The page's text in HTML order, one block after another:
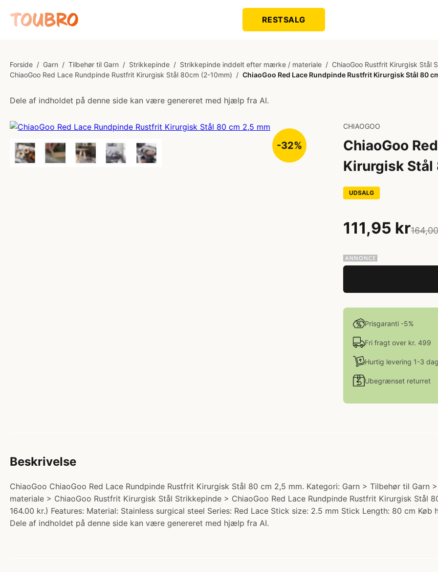
RESTSALG
Forside / Garn / Tilbehør til Garn / Strikkepinde / Strikkepinde inddelt efter mærke / materiale / ChiaoGoo Rustfrit Kirurgisk Stål
ChiaoGoo Red Lace Rundpinde Rustfrit Kirurgisk Stål 80cm (2-10mm) / ChiaoGoo Red Lace Rundpinde Rustfrit Kirurgisk Stål 80
Dele af indholdet på denne side kan være genereret med hjælp fra AI.
-32%
CHIAOGOO
ChiaoGoo
Kirurgisk Stål
UDSALG
111,95 kr
Prisgaranti -5%
Fri fragt over kr. 499
Hurtig levering 1-3
Ubegrænset returret
Beskrivelse
ChiaoGoo ChiaoGoo Red Lace Rundpinde Rustfrit Kirurgisk Stål 80 cm 2,5 mm. Kategori: Garn > Tilbehør til
materiale > ChiaoGoo Rustfrit Kirurgisk Stål Strikkepinde > ChiaoGoo Red Lace Rundpinde Rustfrit Kirurgisk Stål
164.00 kr.) Features: Material: Stainless surgical steel Series: Red Lace Stick size: 2.5 mm Stick Length: 80 cm Køb
Dele af indholdet på denne side kan være genereret med hjælp fra AI.